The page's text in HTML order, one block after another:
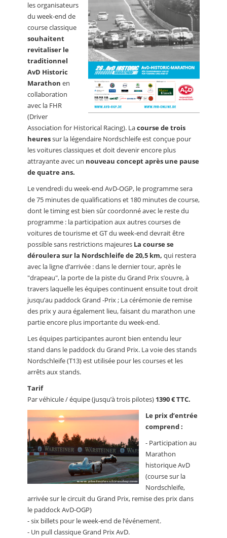
les organisateurs
du week-end de
course classique
souhaitent
revitaliser le
traditionnel
AvD Historic
Marathon en
collaboration
avec la FHR
(Driver
Association for Historical Racing). Lacourse de trois
heuressur la légendaire Nordschleife est conçue pour
les voitures classiques et doit devenir encore plus
attrayante avec un nouveau concept après une pause
de quatre ans.
Le vendredi du week-end AvD-OGP, le programme sera
de 75 minutes de qualifications et 180 minutes de course,
dont le timing est bien sûr coordonné avec le reste du
programme : la participation aux autres courses de
voitures de tourisme et GT du week-end devrait être
possible sans restrictions majeures La course se
déroulera sur la Nordschleife de 20,5 km, qui restera
avec la ligne d’arrivée : dans le dernier tour, après le
"drapeau", la porte de la piste du Grand Prix s’ouvre, à
travers laquelle les équipes continuent ensuite tout droit
jusqu’au paddock Grand -Prix ; La cérémonie de remise
des prix y aura également lieu, faisant du marathon une
partie encore plus importante du week-end.
Les équipes participantes auront bien entendu leur
stand dans le paddock du Grand Prix. La voie des stands
Nordschleife (T13) est utilisée pour les courses et les
arrêts aux stands.
Tarif
Par véhicule / équipe (jusqu’à trois pilotes) 1390 € TTC.
Le prix d’entrée
comprend :
- Participation au
Marathon
historique AvD
(course sur la
Nordschleife,
arrivée sur le circuit du Grand Prix, remise des prix dans
le paddock AvD-OGP)
- six billets pour le week-end de l’événement.
- Un pull classique Grand Prix AvD.